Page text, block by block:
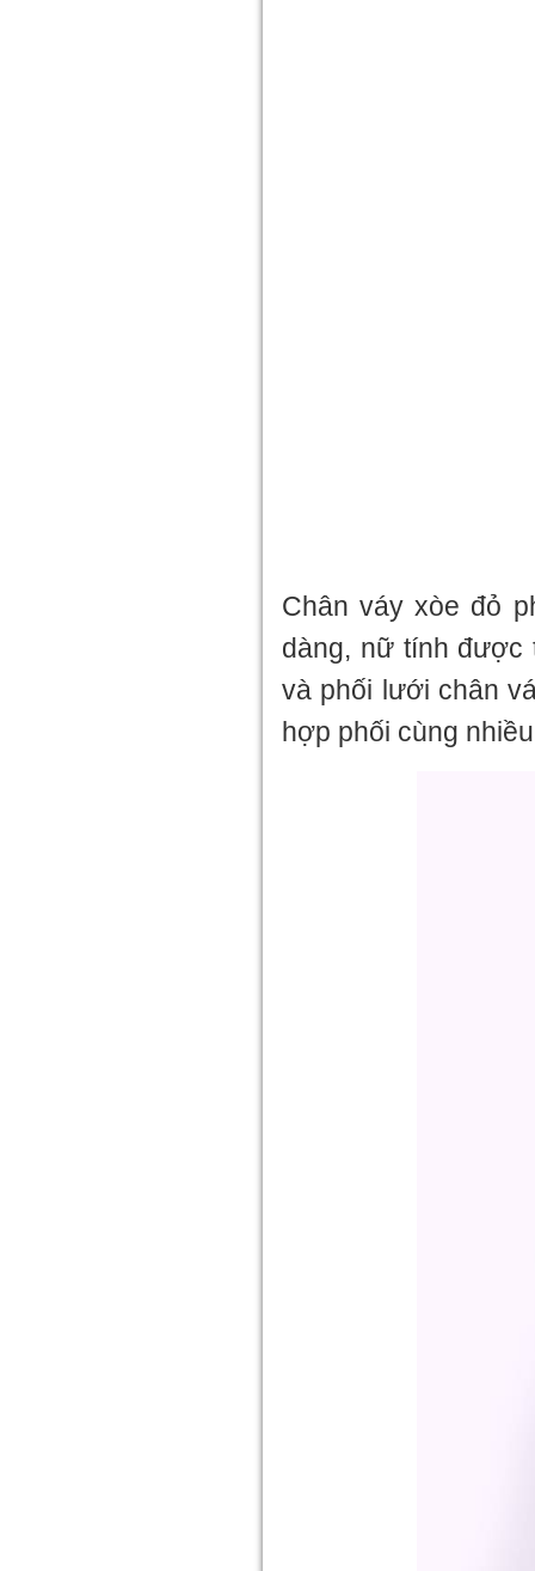
Chân váy xòe đỏ
dàng, nữ tính được
và phối lưới chân
hợp phối cùng